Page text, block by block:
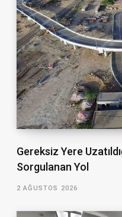
Gereksiz Yere
Sorgulanan Yol
2 AĞUSTOS 2026